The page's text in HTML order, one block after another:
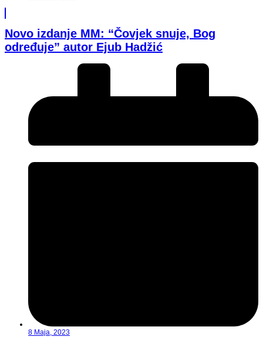
Novo izdanje MM: “Čovjek snuje, Bog
određuje” autor Ejub Hadžić
8 Maja, 2023